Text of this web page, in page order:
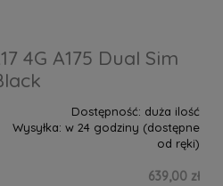
4G A175 Dual Sim
Dostępność: duża ilość
Wysyłka: w 24 godziny (dostępne
od ręki)
639,00 zł